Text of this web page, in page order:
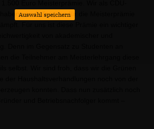
von Anfang an für die Meisterprämie
Auswahl speichern